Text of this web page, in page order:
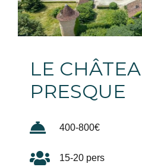
LE
PRESQUE
400-800€
15-20 pers